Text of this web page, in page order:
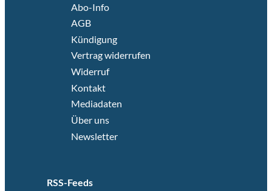
Abo-Info
AGB
Kündigung
Vertrag widerrufen
Widerruf
Kontakt
Mediadaten
Über uns
Newsletter
RSS-Feeds